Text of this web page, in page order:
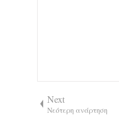
Next
Νεότερη ανάρτηση